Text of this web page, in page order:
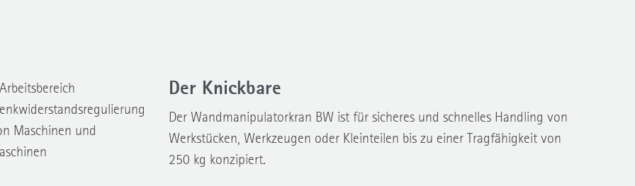
Maschinen und
Der Knickbare
Der Wandmanipulatorkran BW ist für sicheres und schnelles Handling von
Werkstücken, Werkzeugen oder Kleinteilen bis zu einer Tragfähigkeit von
250 kg konzipiert.